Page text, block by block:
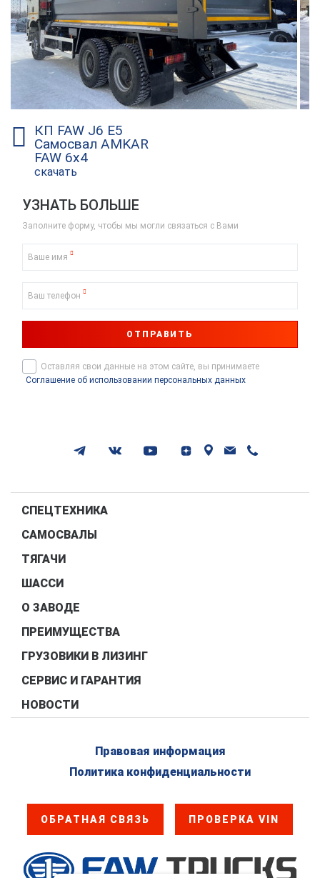
КП FAW J6 E5
Самосвал AMKAR
FAW 6х4
скачать
УЗНАТЬ БОЛЬШЕ
Заполните форму, чтобы мы могли связаться с Вами
Ваше имя
Ваш телефон
ОТПРАВИТЬ
Оставляя свои данные на этом сайте, вы принимаете
Соглашение об использовании персональных данных
СПЕЦТЕХНИКА
САМОСВАЛЫ
ТЯГАЧИ
ШАССИ
О ЗАВОДЕ
ПРЕИМУЩЕСТВА
ГРУЗОВИКИ В ЛИЗИНГ
СЕРВИС И ГАРАНТИЯ
НОВОСТИ
Правовая информация
Политика конфиденциальности
ОБРАТНАЯ СВЯЗЬ ПРОВЕРКА VIN